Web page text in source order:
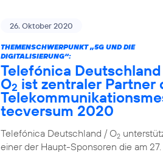
26. Oktober 2020
THEMENSCHWERPUNKT „5G UND DIE
DIGITALISIERUNG“:
Telefónica
O2 ist zentraler Partner
tecversum 2020
Telefónica Deutschland / O2
einer der Haupt-Sponsoren die am 27.